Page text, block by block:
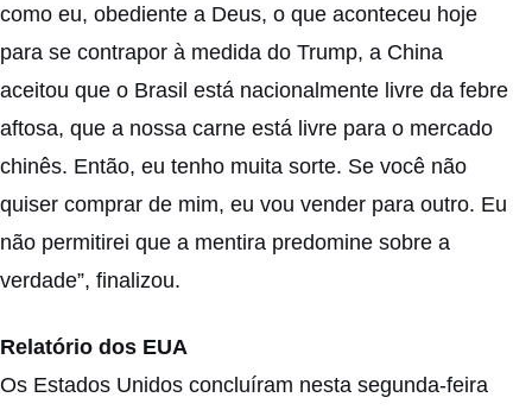
como eu, obediente a Deus, o que aconteceu hoje
para se contrapor à medida do Trump, a China
aceitou que o Brasil está nacionalmente livre da febre
aftosa, que a nossa carne está livre para o mercado
chinês. Então, eu tenho muita sorte. Se você não
quiser comprar de mim, eu vou vender para outro. Eu
não permitirei que a mentira predomine sobre a
verdade”, finalizou.
Relatório dos EUA
Os Estados Unidos concluíram nesta segunda-feira